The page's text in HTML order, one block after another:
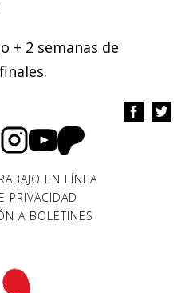
+ 2 semanas de
EN LÍNEA
PRIVACIDAD
A BOLETINES